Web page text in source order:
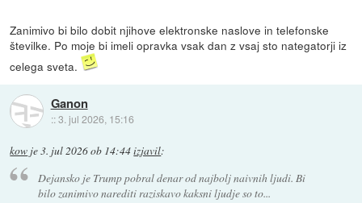
Zanimivo bi bilo dobit njihove elektronske naslove in telefonske
številke. Po moje bi imeli opravka vsak dan z vsaj sto nategatorji iz
celega sveta.
Ganon
::3. jul 2026, 15:16
kow je3. jul 2026 ob 14:44izjavil:
Dejansko je Trump pobral denar od najbolj naivnih ljudi. Bi
bilo zanimivo narediti raziskavo kaksni ljudje so to...